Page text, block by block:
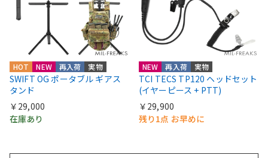
HOT NEW 再入荷 実物
SWIFT OG ポータブル ギアス
タンド
￥29,000
在庫あり
NEW 再入荷 実物
TCI TECS TP120 ヘッドセット
(イヤーピース + PTT)
￥29,900
残り1点 お早めに